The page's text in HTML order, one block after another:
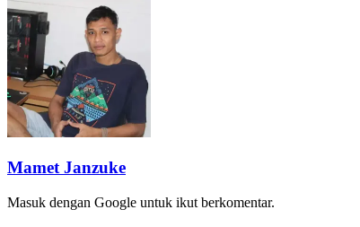
Mamet Janzuke
Masuk dengan Google untuk ikut berkomentar.